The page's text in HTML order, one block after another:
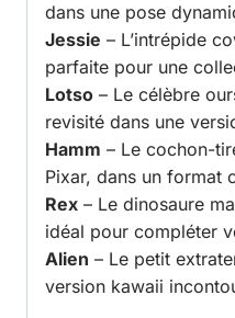
dans une pose
Jessie – L’intrépide
parfaite pour une
Lotso – Le célèbre
revisité dans une
Hamm – Le cochon-
Pixar, dans un format
Rex – Le dinosaure
idéal pour compléter
Alien – Le petit
version kawaii